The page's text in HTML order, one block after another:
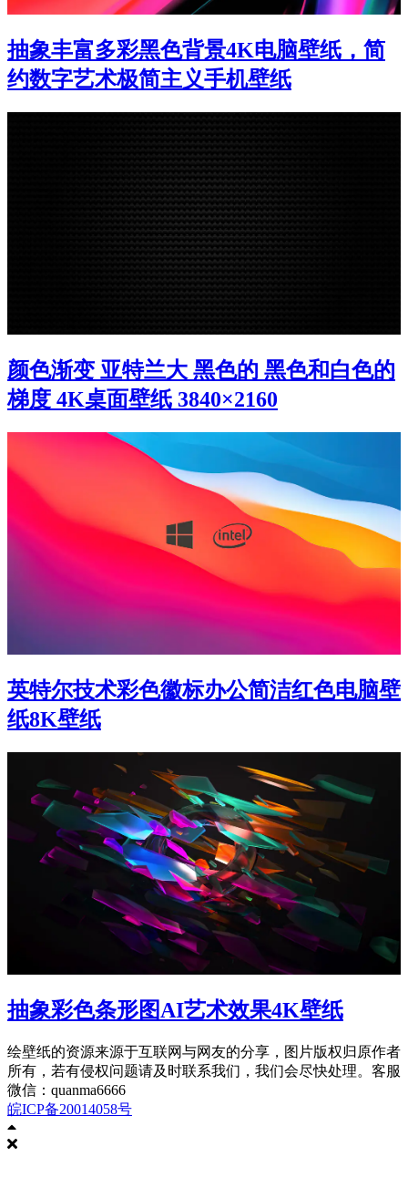
抽象丰富多彩黑色背景4K电脑壁纸，简
约数字艺术极简主义手机壁纸
颜色渐变 亚特兰大 黑色的 黑色和白色的
梯度 4K桌面壁纸 3840×2160
英特尔技术彩色徽标办公简洁红色电脑壁
纸8K壁纸
抽象彩色条形图AI艺术效果4K壁纸
绘壁纸的资源来源于互联网与网友的分享，图片版权归原作者
所有，若有侵权问题请及时联系我们，我们会尽快处理。客服
微信：quanma6666
皖ICP备20014058号